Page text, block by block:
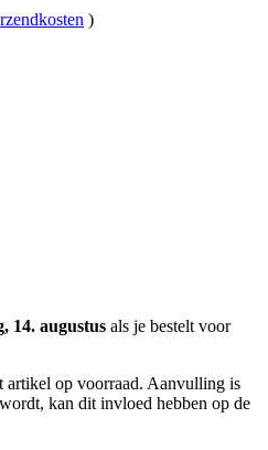
)
14. augustus als je bestelt voor
artikel op voorraad. Aanvulling is
kan dit invloed hebben op de